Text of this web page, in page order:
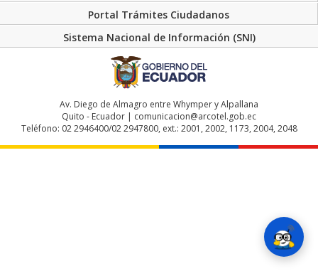
Portal Trámites Ciudadanos
Sistema Nacional de Información (SNI)
Av. Diego de Almagro entre Whymper y Alpallana
Quito - Ecuador | comunicacion@arcotel.gob.ec
Teléfono: 02 2946400/02 2947800, ext.: 2001, 2002, 1173, 2004, 2048